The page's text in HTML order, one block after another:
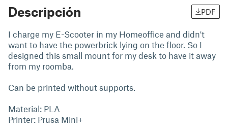
Descripción PDF
I charge my E-Scooter in my Homeoffice and didn't
want to have the powerbrick lying on the floor. So I
designed this small mount for my desk to have it away
from my roomba.
Can be printed without supports.
Material: PLA
Printer: Prusa Mini+